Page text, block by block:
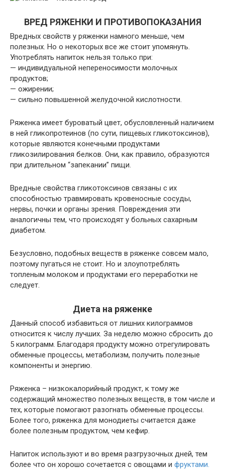
ВРЕД РЯЖЕНКИ И ПРОТИВОПОКАЗАНИЯ
Вредных свойств у ряженки намного меньше, чем
полезных. Но о некоторых все же стоит упомянуть.
Употреблять напиток нельзя только при:
— индивидуальной непереносимости молочных
продуктов;
— ожирении;
— сильно повышенной желудочной кислотности.
Ряженка имеет буроватый цвет, обусловленный наличием
в ней гликопротеинов (по сути, пищевых гликотоксинов),
которые являются конечными продуктами
гликозилирования белков. Они, как правило, образуются
при длительном “запекании” пищи.
Вредные свойства гликотоксинов связаны с их
способностью травмировать кровеносные сосуды,
нервы, почки и органы зрения. Повреждения эти
аналогичны тем, что происходят у больных сахарным
диабетом.
Безусловно, подобных веществ в ряженке совсем мало,
поэтому пугаться не стоит. Но и злоупотреблять
топленым молоком и продуктами его переработки не
следует.
Диета на ряженке
Данный способ избавиться от лишних килограммов
относится к числу лучших. За неделю можно сбросить до
5 килограмм. Благодаря продукту можно отрегулировать
обменные процессы, метаболизм, получить полезные
компоненты и энергию.
Ряженка – низкокалорийный продукт, к тому же
содержащий множество полезных веществ, в том числе и
тех, которые помогают разогнать обменные процессы.
Более того, ряженка для монодиеты считается даже
более полезным продуктом, чем кефир.
Напиток используют и во время разгрузочных дней, тем
более что он хорошо сочетается с овощами и фруктами.